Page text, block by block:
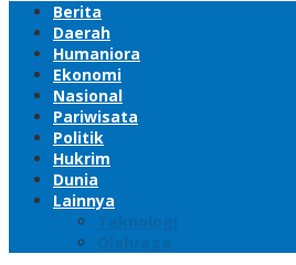
Berita
Daerah
Humaniora
Ekonomi
Nasional
Pariwisata
Politik
Hukrim
Dunia
Lainnya
Teknologi
Olahraga